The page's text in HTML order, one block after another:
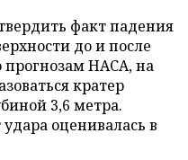
факт падения
до и после
прогнозам НАСА, на
кратер
3,6 метра.
оценивалась в